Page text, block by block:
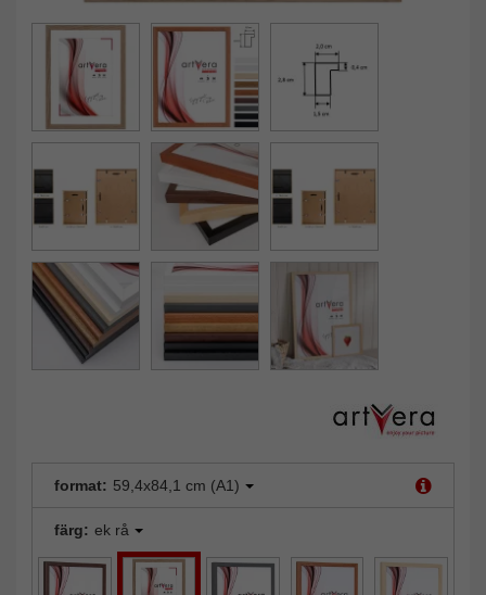
format: 59,4x84,1 cm (A1)
färg: ek rå